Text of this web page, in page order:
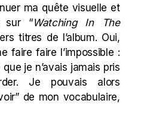
ma quête visuelle et
sur “Watching In The
titres de l’album. Oui,
faire faire l’impossible :
je n’avais jamais pris
Je pouvais alors
de mon vocabulaire,